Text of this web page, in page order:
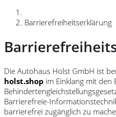
Barrierefreiheitserklärung
Die Autohaus Holst GmbH ist
holst.shop im Einklang mit den
Barrierefreie-
barrierefrei zugänglich zu